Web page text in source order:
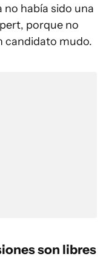
no había sido una
porque no
candidato mudo.
son libres